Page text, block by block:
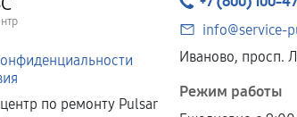
по ремонту Pulsar
info@service-
Иваново, просп.
Режим работы